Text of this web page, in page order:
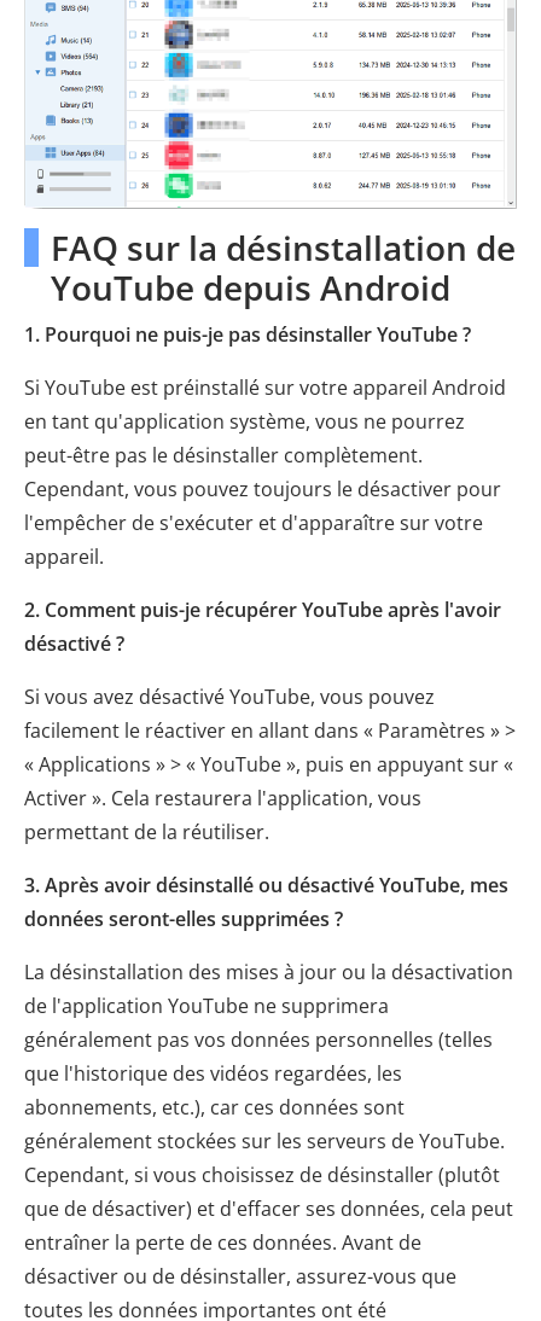
FAQ sur la désinstallation de
YouTube depuis Android
1. Pourquoi ne puis-je pas désinstaller YouTube ?
Si YouTube est préinstallé sur votre appareil Android
en tant qu'application système, vous ne pourrez
peut-être pas le désinstaller complètement.
Cependant, vous pouvez toujours le désactiver pour
l'empêcher de s'exécuter et d'apparaître sur votre
appareil.
2. Comment puis-je récupérer YouTube après l'avoir
désactivé ?
Si vous avez désactivé YouTube, vous pouvez
facilement le réactiver en allant dans « Paramètres » >
« Applications » > « YouTube », puis en appuyant sur «
Activer ». Cela restaurera l'application, vous
permettant de la réutiliser.
3. Après avoir désinstallé ou désactivé YouTube, mes
données seront-elles supprimées ?
La désinstallation des mises à jour ou la désactivation
de l'application YouTube ne supprimera
généralement pas vos données personnelles (telles
que l'historique des vidéos regardées, les
abonnements, etc.), car ces données sont
généralement stockées sur les serveurs de YouTube.
Cependant, si vous choisissez de désinstaller (plutôt
que de désactiver) et d'effacer ses données, cela peut
entraîner la perte de ces données. Avant de
désactiver ou de désinstaller, assurez-vous que
toutes les données importantes ont été